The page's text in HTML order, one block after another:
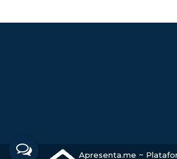
Apresenta.me ~